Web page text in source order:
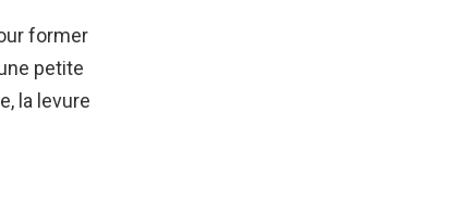
former
petite
la levure